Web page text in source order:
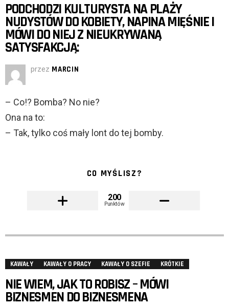
PODCHODZI KULTURYSTA NA PLAŻY
NUDYSTÓW DO KOBIETY, NAPINA MIĘŚNIE I
MÓWI DO NIEJ Z NIEUKRYWANĄ
SATYSFAKCJĄ:
przez MARCIN
– Co!? Bomba? No nie?
Ona na to:
– Tak, tylko coś mały lont do tej bomby.
CO MYŚLISZ?
200
Punktów
KAWAŁY KAWAŁY O PRACY KAWAŁY O SZEFIE KRÓTKIE
NIE WIEM, JAK TO ROBISZ – MÓWI
BIZNESMEN DO BIZNESMENA